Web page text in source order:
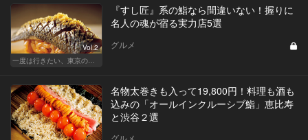
Vol.2
一度は行きたい、東京の鮨の名店
『すし匠』系の鮨なら間違いない！握りに
名人の魂が宿る実力店5選
グルメ
名物太巻きも入って19,800円！料理も酒も
込みの「オールインクルーシブ鮨」恵比寿
と渋谷２選
グルメ